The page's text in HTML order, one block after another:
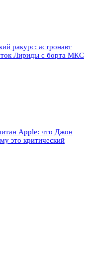
ракурс: астронавт
Лириды с борта МКС
Apple: что Джон
это критический